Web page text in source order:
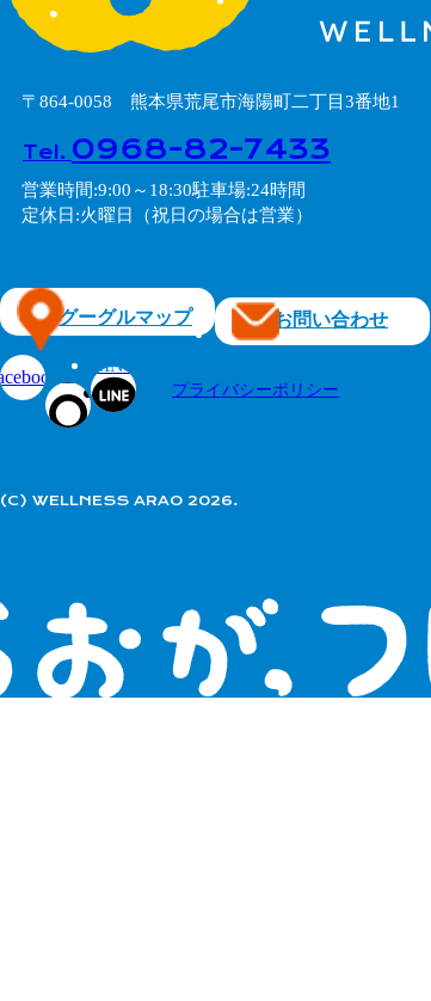
〒864-0058 熊本県荒尾市海陽町二丁目3番地1
Tel. 0968-82-7433
営業時間 9:00～18:30駐車場 24時間
定休日 火曜日（祝日の場合は営業）
グーグルマップ お問い合わせ
InstagramLINE
プライバシーポリシー
(C) WELLNESS ARAO 2026.